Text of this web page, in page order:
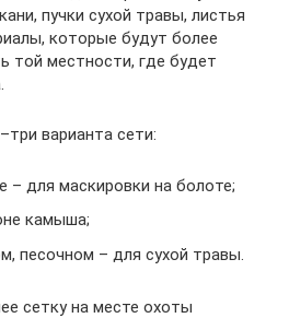
пучки сухой травы, листья
которые будут более
той местности, где будет
варианта сети:
– для маскировки на болоте;
камыша;
песочном – для сухой травы.
сетку на месте охоты